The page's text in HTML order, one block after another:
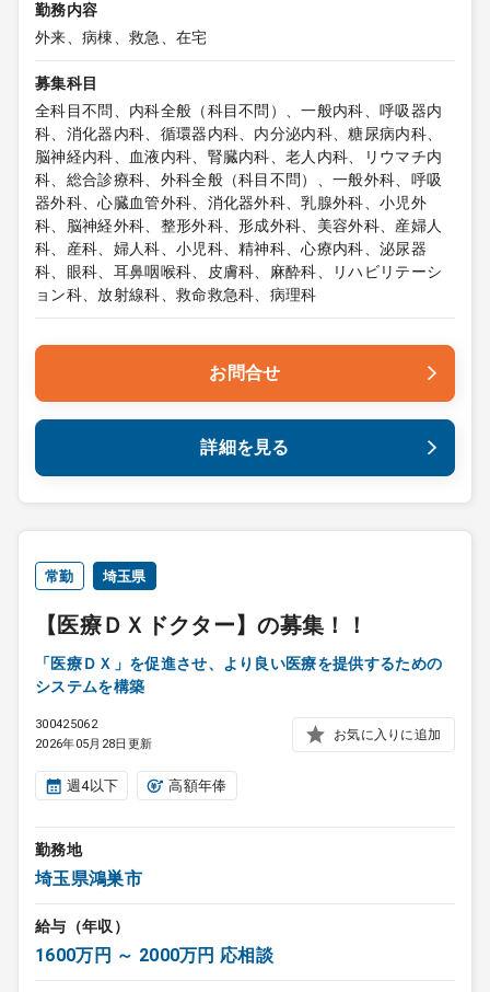
勤務内容
外来、病棟、救急、在宅
募集科目
全科目不問、内科全般（科目不問）、一般内科、呼吸器内
科、消化器内科、循環器内科、内分泌内科、糖尿病内科、
脳神経内科、血液内科、腎臓内科、老人内科、リウマチ内
科、総合診療科、外科全般（科目不問）、一般外科、呼吸
器外科、心臓血管外科、消化器外科、乳腺外科、小児外
科、脳神経外科、整形外科、形成外科、美容外科、産婦人
科、産科、婦人科、小児科、精神科、心療内科、泌尿器
科、眼科、耳鼻咽喉科、皮膚科、麻酔科、リハビリテーシ
ョン科、放射線科、救命救急科、病理科
お問合せ
詳細を見る
常勤 埼玉県
【医療ＤＸドクター】の募集！！
「医療ＤＸ」を促進させ、より良い医療を提供するための
システムを構築
300425062
2026年05月28日更新
お気に入りに追加
週4以下 高額年俸
勤務地
埼玉県鴻巣市
給与（年収）
1600万円 ～ 2000万円 応相談